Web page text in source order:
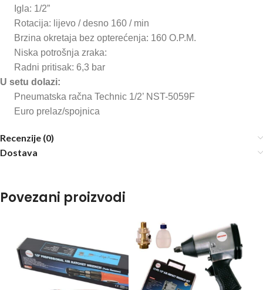
Igla: 1/2”
Rotacija: lijevo / desno 160 / min
Brzina okretaja bez opterećenja: 160 O.P.M.
Niska potrošnja zraka:
Radni pritisak: 6,3 bar
U setu dolazi:
Pneumatska račna Technic 1/2’ NST-5059F
Euro prelaz/spojnica
Recenzije (0)
Dostava
Povezani proizvodi